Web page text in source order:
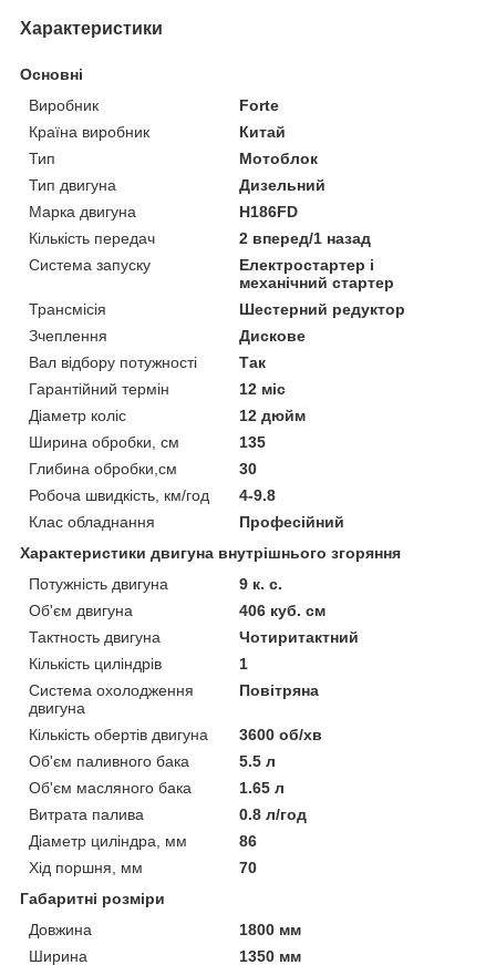
Характеристики
Основні
Виробник
Forte
Країна виробник
Китай
Тип
Мотоблок
Тип двигуна
Дизельний
Марка двигуна
H186FD
Кількість передач
2 вперед/1 назад
Система запуску
Електростартер і
механічний стартер
Трансмісія
Шестерний редуктор
Зчеплення
Дискове
Вал відбору потужності
Так
Гарантійний термін
12 міс
Діаметр коліс
12 дюйм
Ширина обробки, см
135
Глибина обробки,см
30
Робоча швидкість, км/год
4-9.8
Клас обладнання
Професійний
Характеристики двигуна внутрішнього згоряння
Потужність двигуна
9 к. с.
Об'єм двигуна
406 куб. см
Тактность двигуна
Чотиритактний
Кількість циліндрів
1
Система охолодження
двигуна
Повітряна
Кількість обертів двигуна
3600 об/хв
Об'єм паливного бака
5.5 л
Об'єм масляного бака
1.65 л
Витрата палива
0.8 л/год
Діаметр циліндра, мм
86
Хід поршня, мм
70
Габаритні розміри
Довжина
1800 мм
Ширина
1350 мм